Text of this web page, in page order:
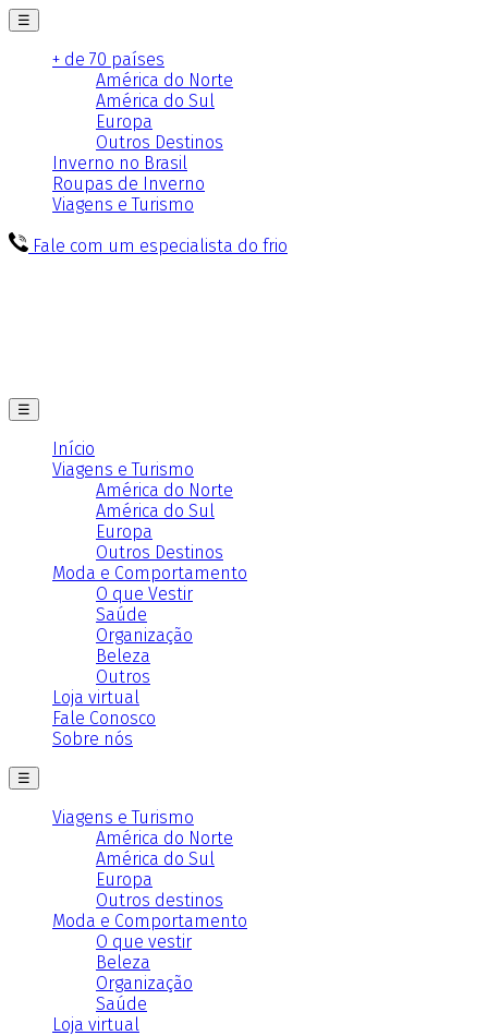
☰
+ de 70 países
América do Norte
América do Sul
Europa
Outros Destinos
Inverno no Brasil
Roupas de Inverno
Viagens e Turismo
Fale com um especialista do frio
☰
Início
Viagens e Turismo
América do Norte
América do Sul
Europa
Outros Destinos
Moda e Comportamento
O que Vestir
Saúde
Organização
Beleza
Outros
Loja virtual
Fale Conosco
Sobre nós
☰
Viagens e Turismo
América do Norte
América do Sul
Europa
Outros destinos
Moda e Comportamento
O que vestir
Beleza
Organização
Saúde
Loja virtual